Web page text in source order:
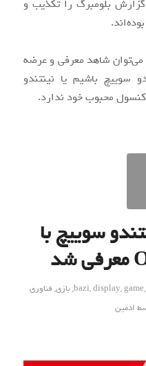
بلومبرگ را تکذیب و
می‌توان شاهد معرفی و عرضه
سوییچ باشیم یا نینتندو
محبوب خود ندارد.
سوییچ با
bazi,display,game,
,بازی, فناوری
ادمین